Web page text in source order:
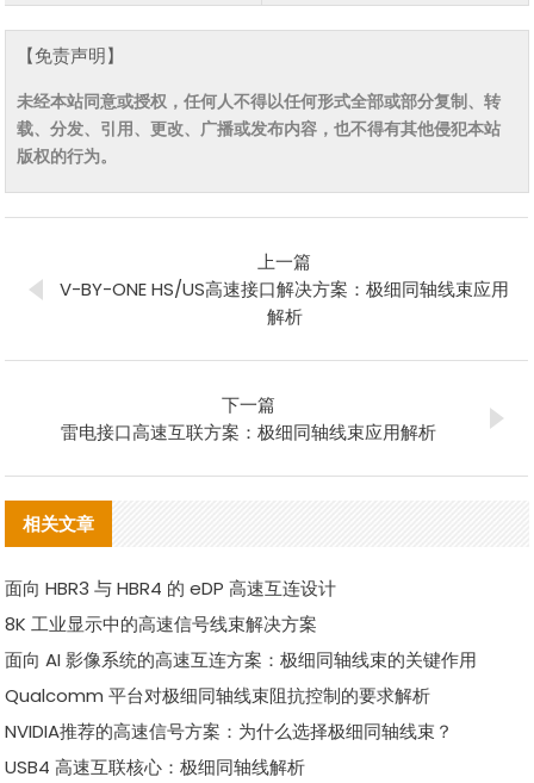
【免责声明】
未经本站同意或授权，任何人不得以任何形式全部或部分复制、转
载、分发、引用、更改、广播或发布内容，也不得有其他侵犯本站
版权的行为。
上一篇
V-BY-ONE HS/US高速接口解决方案：极细同轴线束应用
解析
下一篇
雷电接口高速互联方案：极细同轴线束应用解析
相关文章
面向 HBR3 与 HBR4 的 eDP 高速互连设计
8K 工业显示中的高速信号线束解决方案
面向 AI 影像系统的高速互连方案：极细同轴线束的关键作用
Qualcomm 平台对极细同轴线束阻抗控制的要求解析
NVIDIA推荐的高速信号方案：为什么选择极细同轴线束？
USB4 高速互联核心：极细同轴线解析